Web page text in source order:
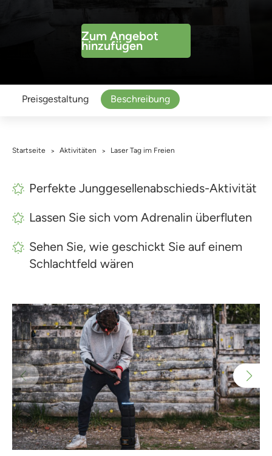
Zum Angebot
hinzufügen
Preisgestaltung Beschreibung
Startseite > Aktivitäten > Laser Tag im Freien
Perfekte Junggesellenabschieds-Aktivität
Lassen Sie sich vom Adrenalin überfluten
Sehen Sie, wie geschickt Sie auf einem
Schlachtfeld wären